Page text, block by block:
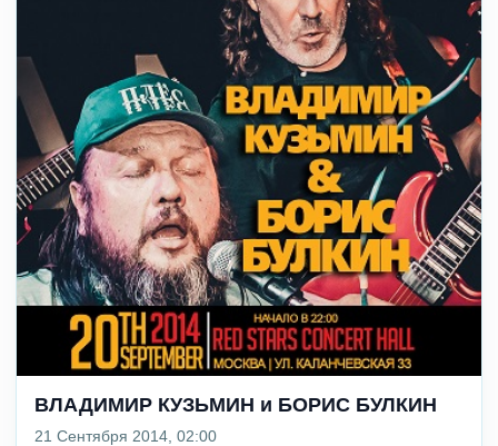
ВЛАДИМИР КУЗЬМИН и БОРИС БУЛКИН
21 Сентября 2014, 02:00